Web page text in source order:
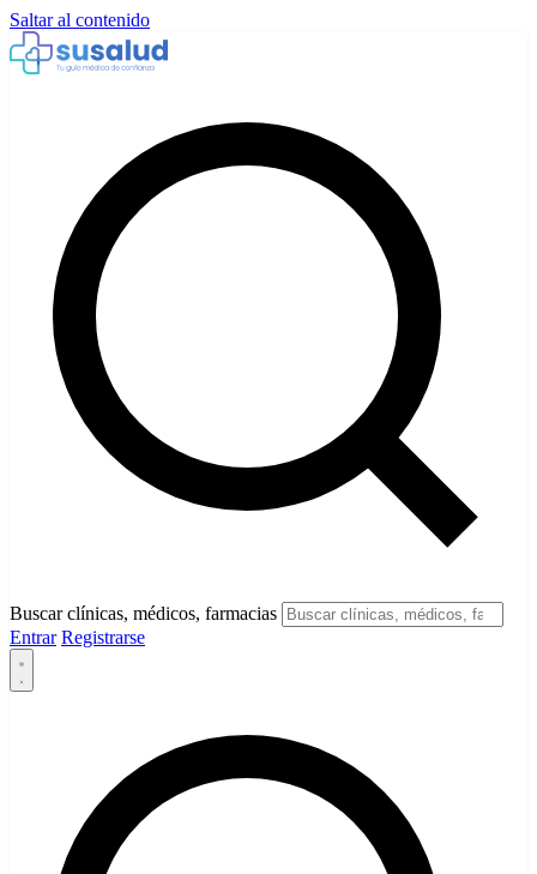
Saltar al contenido
Buscar clínicas, médicos, farmacias
Entrar Registrarse